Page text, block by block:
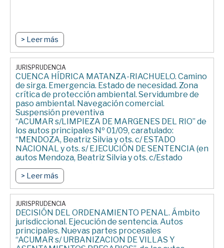
> Leer más
JURISPRUDENCIA
CUENCA HÍDRICA MATANZA-RIACHUELO. Camino
de sirga. Emergencia. Estado de necesidad. Zona
crítica de protección ambiental. Servidumbre de
paso ambiental. Navegación comercial.
Suspensión preventiva
“ACUMAR s/LIMPIEZA DE MARGENES DEL RIO” de
los autos principales Nº 01/09, caratulado:
“MENDOZA, Beatriz Silvia y ots. c/ ESTADO
NACIONAL y ots. s/ EJECUCIÓN DE SENTENCIA (en
autos Mendoza, Beatriz Silvia y ots. c/Estado
Nacional y ots. s/Daños y Perjuicios;; daños
derivados de la contaminación ambiental del Río
Matanza-Riachuelo) – JUZGADO FEDERAL DE
PRIMERA INSTANCIA DE QUILMES – 28/03/2011
(Sentencia firme)
> Leer más
JURISPRUDENCIA
DECISIÓN DEL ORDENAMIENTO PENAL. Ámbito
jurisdiccional. Ejecución de sentencia. Autos
principales. Nuevas partes procesales
“ACUMAR s/ URBANIZACION DE VILLAS Y